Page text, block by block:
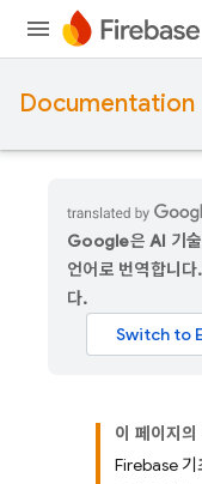
Documentation
Google은 AI 기술
언어로 번역합니
다.
이 페이지의
Firebase 기